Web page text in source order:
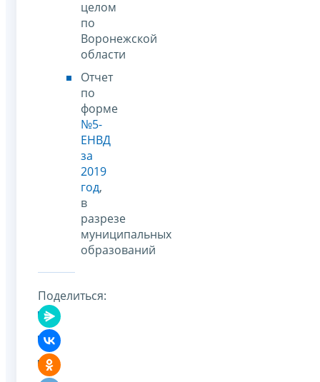
целом
по
Воронежской
области
Отчет
по
форме
№5-
ЕНВД
за
2019
год,
в
разрезе
муниципальных
образований
Поделиться: